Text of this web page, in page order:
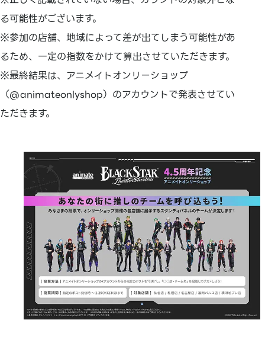
る可能性がございます。
※参加の店舗、地域によって差が出てしまう可能性があ
るため、一定の指数をかけて算出させていただきます。
※最終結果は、アニメイトオンリーショップ
（@animateonlyshop）のアカウントで発表させてい
ただきます。